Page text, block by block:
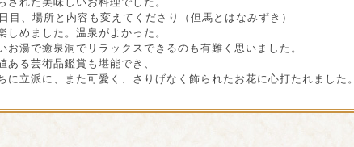
目、場所と内容も変えてくださり（但馬とはなみずき）
しめました。温泉がよかった。
お湯で癒泉洞でリラックスできるのも有難く思いました。
ある芸術品鑑賞も堪能でき、
に立派に、また可愛く、さりげなく飾られたお花に心打たれました。